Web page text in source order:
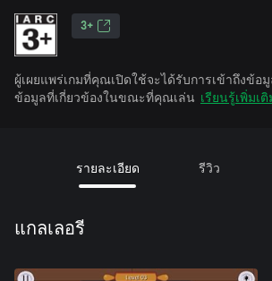
3+
ผู้เผยแพร่เกมที่คุณเปิดใช้จะได้รับการเข้าถึงข้อ
ข้อมูลที่เกี่ยวข้องในขณะที่คุณเล่น เรียนรู้เพิ่มเติ
รายละเอียด รีวิว
แกลเลอรี